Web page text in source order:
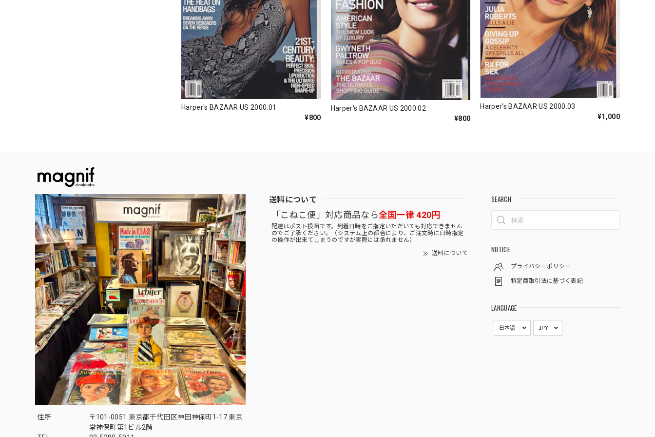
Harper's BAZAAR US 2000.01
¥800
Harper's BAZAAR US 2000.02
¥800
Harper's BAZAAR US 2000.03
¥1,000
住所
〒101-0051 東京都千代田区神田神保町1-17 東京
堂神保町第1ビル2階
送料について
「こねこ便」対応商品なら全国一律 420円
配達はポスト投函です。到着日時をご指定いただいても対応できません
のでご了承ください。（システム上の都合により、ご注文時に日時指定
の操作が出来てしまうのですが実際には承れません）
送料について
SEARCH
NOTICE
プライバシーポリシー
特定商取引法に基づく表記
LANGUAGE